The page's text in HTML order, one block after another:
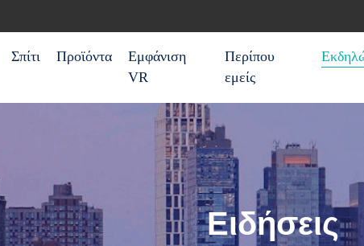
Σπίτι Προϊόντα
Εμφάνιση
VR
Περίπου
εμείς
Ειδήσεις